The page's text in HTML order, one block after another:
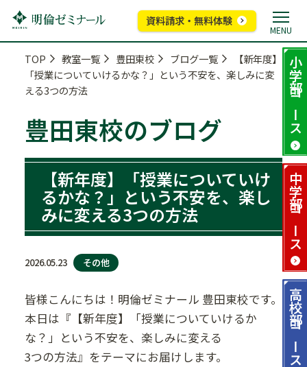
資料請求・無料体験
MENU
小学部
コース
中学部
コース
高校部
コース
TOP 教室一覧 豊田東校 ブログ一覧
【新年度】
「授業についていけるかな？」という不安を、楽しみに変
える3つの方法
豊田東校のブログ
【新年度】「授業についていけ
るかな？」という不安を、楽し
みに変える3つの方法
2026.05.23 その他
皆様こんにちは！明倫ゼミナール 豊田東校です。
本日は『【新年度】「授業についていけるか
な？」という不安を、楽しみに変える
3つの方法』をテーマにお届けします。